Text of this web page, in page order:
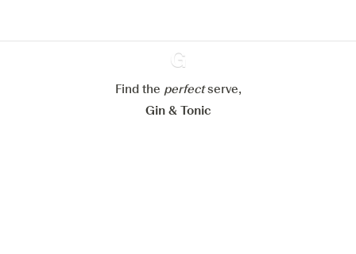
Ginventory
Find the perfectserve,
Gin & Tonic
Paramétrer mes cookies
Refuser tout Accepter tout